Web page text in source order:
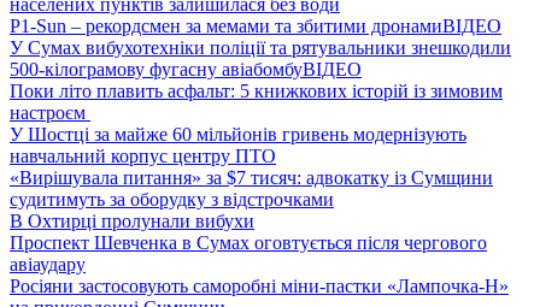
населених пунктів залишилася без води
P1-Sun – рекордсмен за мемами та збитими дронамиВІДЕО
У Сумах вибухотехніки поліції та рятувальники знешкодили
500-кілограмову фугасну авіабомбуВІДЕО
Поки літо плавить асфальт: 5 книжкових історій із зимовим
настроєм
У Шостці за майже 60 мільйонів гривень модернізують
навчальний корпус центру ПТО
«Вирішувала питання» за $7 тисяч: адвокатку із Сумщини
судитимуть за оборудку з відстрочками
В Охтирці пролунали вибухи
Проспект Шевченка в Сумах оговтується після чергового
авіаудару
Росіяни застосовують саморобні міни-пастки «Лампочка-Н»